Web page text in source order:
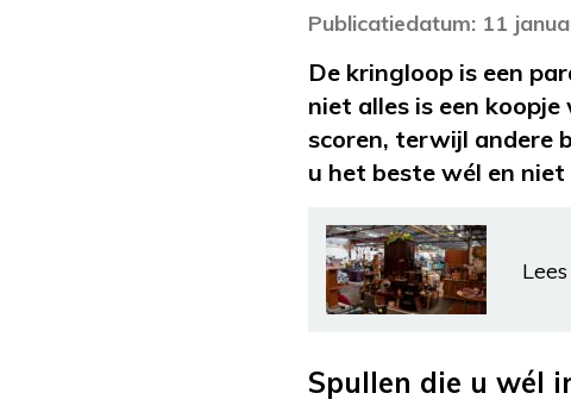
Publicatiedatum: 11
De kringloop is een
niet alles is een
scoren, terwijl andere
u het beste wél en
Spullen die u wél